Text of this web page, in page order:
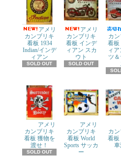
アメリ
カンブリキ
看板 1934
Indian/インデ
ィアン
SOLD OUT
アメリ
カンブリキ
看板 インデ
ィアン スカ
ウト
SOLD OUT
カ
看板
ィ
ツ
アメリ
カンブリキ
看板 獲物を
渡せ！
SOLD OUT
アメリ
カンブリキ
看板 World
Sports サッカ
ー
カ
看板